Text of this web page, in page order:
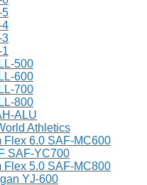
5
4
3
500
600
700
800
ALU
Athletics
Flex 6.0 SAF-MC600
SAF-YC700
Flex 5.0 SAF-MC800
YJ-600